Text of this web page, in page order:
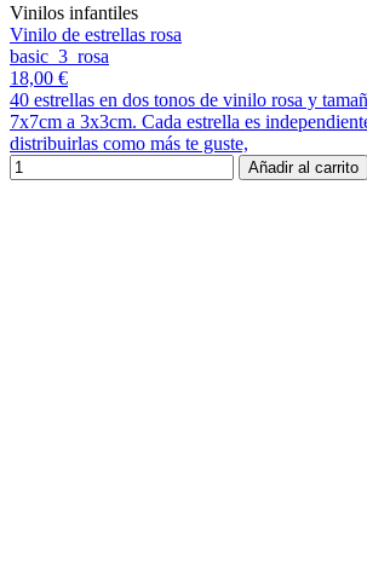
Vinilos infantiles
Vinilo de estrellas rosa
basic_3_rosa
18,00 €
40 estrellas en dos tonos de vinilo rosa y
7x7cm a 3x3cm. Cada estrella es
distribuirlas como más te guste,
Añadir al carrito